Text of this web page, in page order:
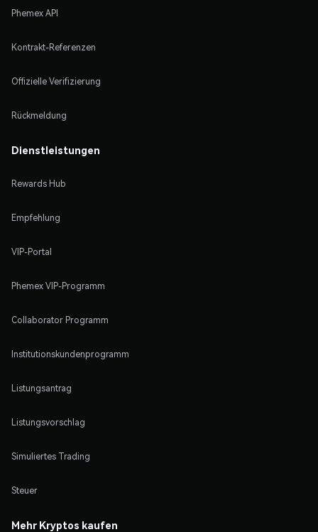
Phemex API
Kontrakt-Referenzen
Offizielle Verifizierung
Rückmeldung
Dienstleistungen
Rewards Hub
Empfehlung
VIP-Portal
Phemex VIP-Programm
Collaborator Programm
Institutionskundenprogramm
Listungsantrag
Listungsvorschlag
Simuliertes Trading
Steuer
Mehr Kryptos kaufen